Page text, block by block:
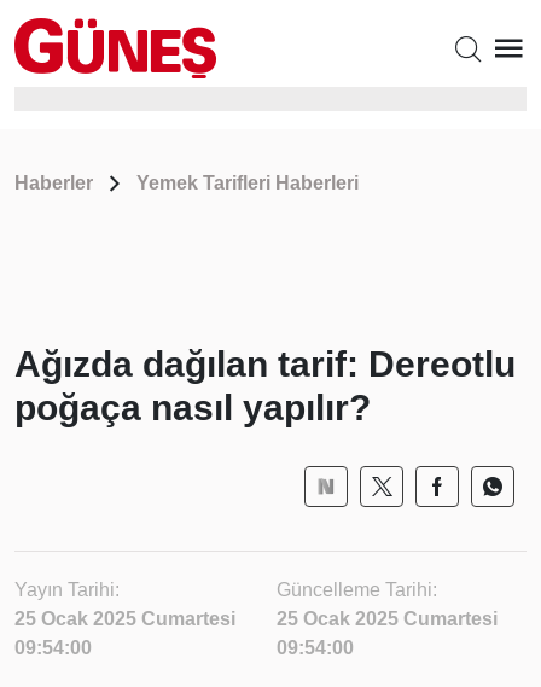
Haberler Yemek Tarifleri Haberleri
Ağızda dağılan tarif: Dereotlu
poğaça nasıl yapılır?
Yayın Tarihi:
25 Ocak 2025 Cumartesi
09:54:00
Güncelleme Tarihi:
25 Ocak 2025 Cumartesi
09:54:00